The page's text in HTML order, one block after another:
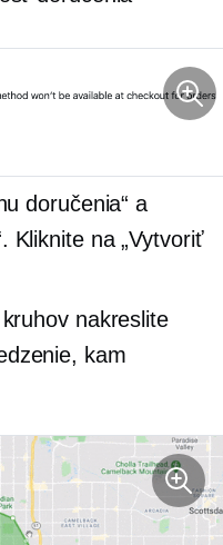
doručenia“ a
Kliknite na „Vytvoriť
nakreslite
kam